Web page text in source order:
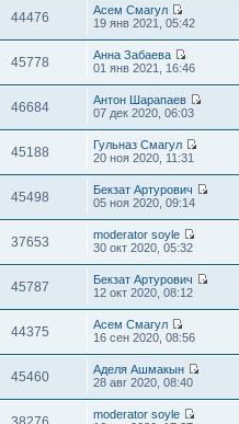
44476
Асем Смагул
19 янв 2021, 05:42
45778
Анна Забаева
01 янв 2021, 16:46
46684
Антон Шарапаев
07 дек 2020, 06:03
45188
Гульназ Смагул
20 ноя 2020, 11:31
45498
Бекзат Артурович
05 ноя 2020, 09:14
37653
moderator soyle
30 окт 2020, 05:32
45787
Бекзат Артурович
12 окт 2020, 08:12
44375
Асем Смагул
16 сен 2020, 08:56
45460
Аделя Ашмакын
28 авг 2020, 08:40
moderator soyle